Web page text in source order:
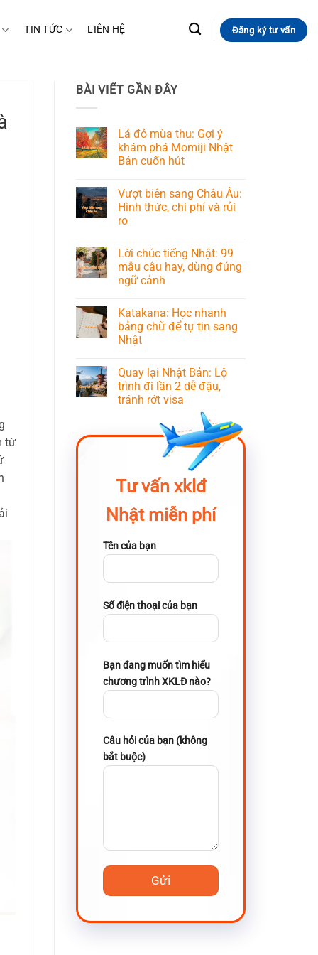
TIN TỨC LIÊN HỆ Đăng ký tư vấn
từ
BÀI VIẾT GẦN ĐÂY
Lá đỏ mùa thu: Gợi ý
khám phá Momiji Nhật
Bản cuốn hút
Vượt biên sang Châu Âu:
Hình thức, chi phí và rủi
ro
Lời chúc tiếng Nhật: 99
mẫu câu hay, dùng đúng
ngữ cảnh
Katakana: Học nhanh
bảng chữ để tự tin sang
Nhật
Quay lại Nhật Bản: Lộ
trình đi lần 2 dễ đậu,
tránh rớt visa
Tư vấn xklđ
Nhật miễn phí
Tên của bạn
Số điện thoại của bạn
Bạn đang muốn tìm hiểu
chương trình XKLĐ nào?
Câu hỏi của bạn (không
bắt buộc)